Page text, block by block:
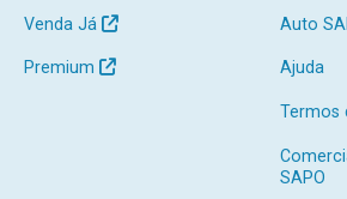
Venda Já
Premium
Auto
Ajuda
Termos
SAPO